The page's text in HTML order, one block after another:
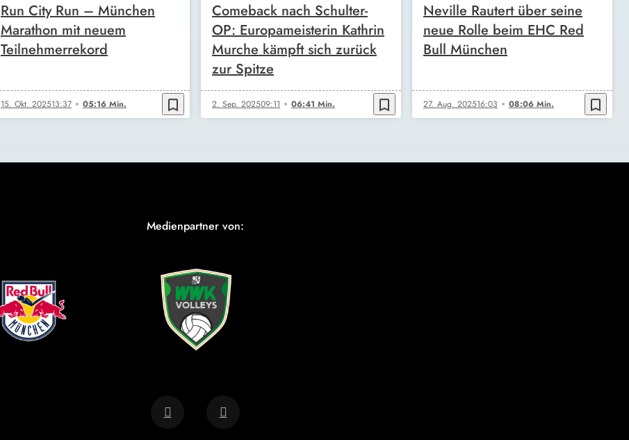
Run City Run – München
Marathon mit neuem
Teilnehmerrekord
15. Okt. 202513:37 05:16 Min. bookmark_border
Comeback nach Schulter-
OP: Europameisterin Kathrin
Murche kämpft sich zurück
zur Spitze
2. Sep. 202509:11 06:41 Min. bookmark_border
Neville Rautert über seine
neue Rolle beim EHC Red
Bull München
27. Aug. 202516:03 08:06 Min. bookmark_border
Medienpartner von: